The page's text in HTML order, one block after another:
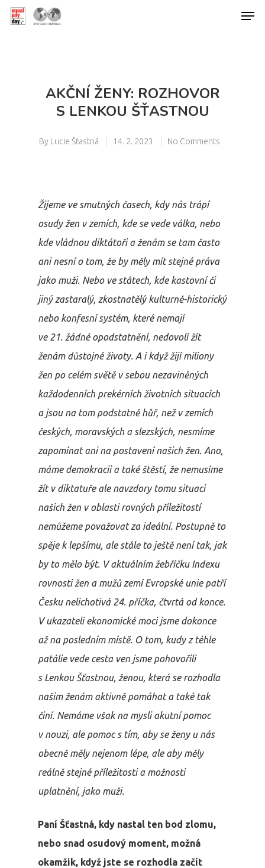
AKČNÍ ŽENY: ROZHOVOR
S LENKOU ŠŤASTNOU
By Lucie Šťastná 14. 2. 2023 No Comments
Žijeme ve smutných časech, kdy nás trápí
osudy žen v zemích, kde se vede válka, nebo
kde vládnou diktátoři a ženám se tam často
ani nesní o tom, že by měly mít stejné práva
jako muži. Nebo ve státech, kde kastovní či
jiný zastaralý, zkostnatělý kulturně-historický
nebo konfesní systém, které nemají
ve 21. žádné opodstatnění, nedovolí žít
ženám důstojné životy. A i když žijí miliony
žen po celém světě v sebou nezaviněných
každodenních prekérních životních situacích
a jsou na tom podstatně hůř, než v zemích
českých, moravských a slezských, nesmíme
zapomínat ani na postavení našich žen. Ano,
máme demokracii a také štěstí, že nemusíme
žít v diktatuře ale navzdory tomu situaci
našich žen v oblasti rovných příležitostí
nemůžeme považovat za ideální. Postupně to
spěje k lepšímu, ale stále to ještě není tak, jak
by to mělo být. V aktuálním žebříčku Indexu
rovnosti žen a mužů zemí Evropské unie patří
Česku nelichotivá 24. příčka, čtvrtá od konce.
V ukazateli ekonomické moci jsme dokonce
až na posledním místě. O tom, kudy z téhle
patálie vede cesta ven jsme pohovořili
s Lenkou Šťastnou, ženou, která se rozhodla
našim ženám aktivně pomáhat a také tak
činí. Nemáme však na mysli akutní pomoc
v nouzi, ale pomoc s tím, aby se ženy u nás
obecně měly nejenom lépe, ale aby měly
reálně stejné příležitosti a možnosti
uplatnění, jako muži.
Paní Šťastná, kdy nastal ten bod zlomu,
nebo snad osudový moment, možná
okamžik, když jste se rozhodla začít